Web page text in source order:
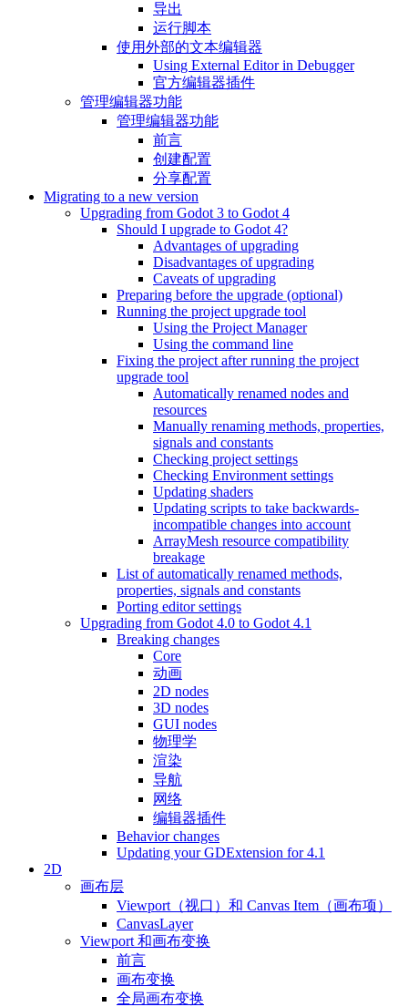
导出
运行脚本
使用外部的文本编辑器
Using External Editor in Debugger
官方编辑器插件
管理编辑器功能
管理编辑器功能
前言
创建配置
分享配置
Migrating to a new version
Upgrading from Godot 3 to Godot 4
Should I upgrade to Godot 4?
Advantages of upgrading
Disadvantages of upgrading
Caveats of upgrading
Preparing before the upgrade (optional)
Running the project upgrade tool
Using the Project Manager
Using the command line
Fixing the project after running the project
upgrade tool
Automatically renamed nodes and
resources
Manually renaming methods, properties,
signals and constants
Checking project settings
Checking Environment settings
Updating shaders
Updating scripts to take backwards-
incompatible changes into account
ArrayMesh resource compatibility
breakage
List of automatically renamed methods,
properties, signals and constants
Porting editor settings
Upgrading from Godot 4.0 to Godot 4.1
Breaking changes
Core
动画
2D nodes
3D nodes
GUI nodes
物理学
渲染
导航
网络
编辑器插件
Behavior changes
Updating your GDExtension for 4.1
2D
画布层
Viewport（视口）和 Canvas Item（画布项）
CanvasLayer
Viewport 和画布变换
前言
画布变换
全局画布变换